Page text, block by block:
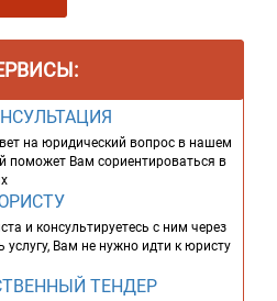
на юридический вопрос в нашем
поможет Вам сориентироваться в
и консультируетесь с ним через
услугу, Вам не нужно идти к юристу
ТЕНДЕР